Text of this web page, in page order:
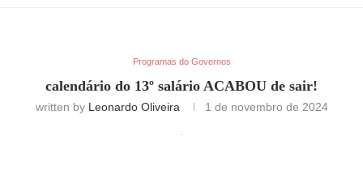
Programas do Governos
calendário do 13º salário ACABOU de sair!
written by Leonardo Oliveira 1 de novembro de 2024